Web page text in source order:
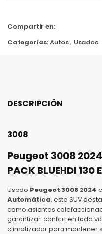
Compartir en:
Categorías:Autos, Usados
DESCRIPCIÓN
3008
Peugeot 3008
PACK BLUEHDI 130
Usado Peugeot 3008 2024
Automática, este SUV
como asientos
garantizan confort en todo
climatizador para mantener